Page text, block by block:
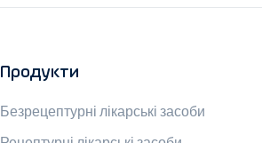
Продукти
Безрецептурні лікарські засоби